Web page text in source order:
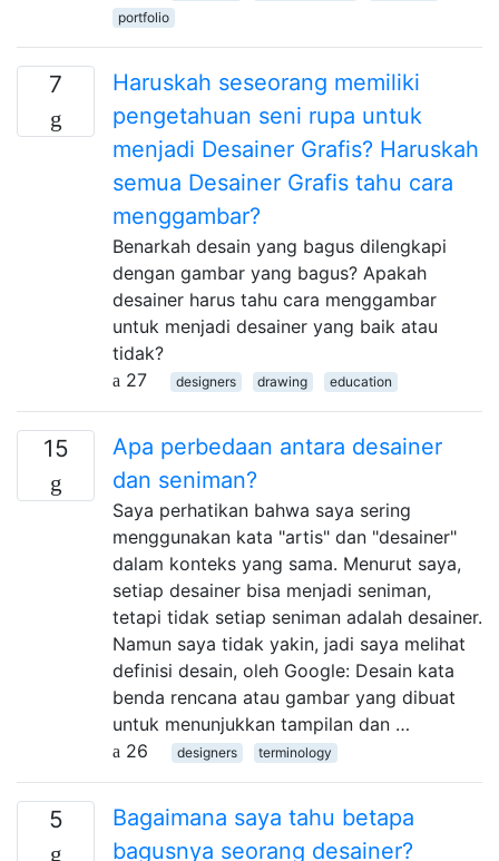
portfolio
7
Haruskah seseorang memiliki
pengetahuan seni rupa untuk
menjadi Desainer Grafis? Haruskah
semua Desainer Grafis tahu cara
menggambar?
Benarkah desain yang bagus dilengkapi
dengan gambar yang bagus? Apakah
desainer harus tahu cara menggambar
untuk menjadi desainer yang baik atau
tidak?
27
designers drawing education
15
Apa perbedaan antara desainer
dan seniman?
Saya perhatikan bahwa saya sering
menggunakan kata "artis" dan "desainer"
dalam konteks yang sama. Menurut saya,
setiap desainer bisa menjadi seniman,
tetapi tidak setiap seniman adalah desainer.
Namun saya tidak yakin, jadi saya melihat
definisi desain, oleh Google: Desain kata
benda rencana atau gambar yang dibuat
untuk menunjukkan tampilan dan …
26
designers terminology
5
Bagaimana saya tahu betapa
bagusnya seorang desainer?